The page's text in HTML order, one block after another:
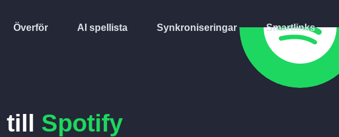
Överför AI spellista Synkroniseringar Smartlinks
till Spotify